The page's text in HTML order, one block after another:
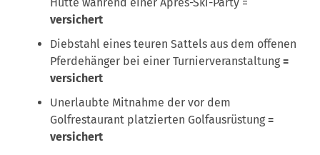
Hütte während einer Aprés-Ski-Party =
versichert
Diebstahl eines teuren Sattels aus dem offenen
Pferdehänger bei einer Turnierveranstaltung=
versichert
Unerlaubte Mitnahme der vor dem
Golfrestaurant platzierten Golfausrüstung=
versichert